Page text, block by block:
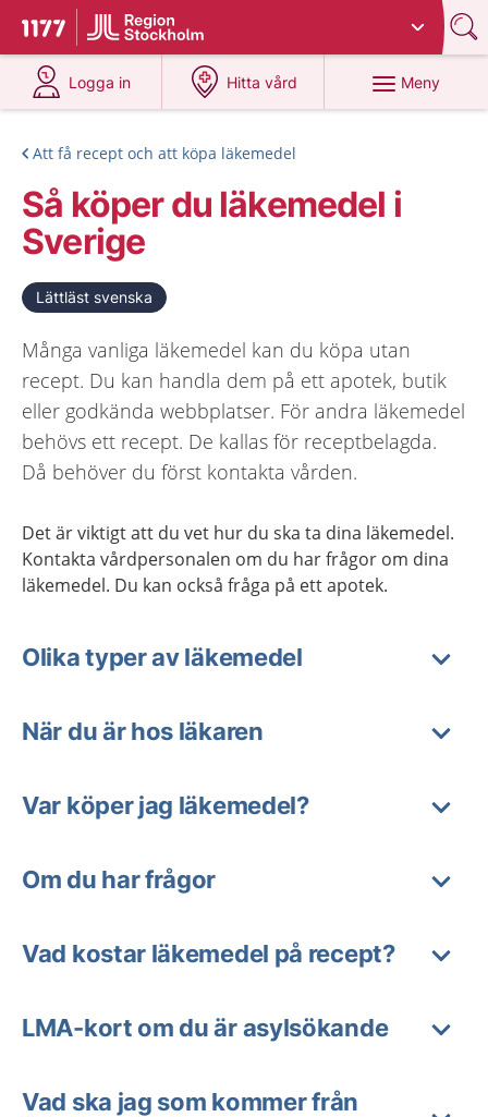
Till startsidan för 1177
Du har valt region
Logga in
på 1177.se
Hitta vård
på 1177.se
Meny
Att få recept och att köpa läkemedel
Så köper du läkemedel i
Sverige
Lättläst svenska
Många vanliga läkemedel kan du köpa utan
recept. Du kan handla dem på ett apotek, butik
eller godkända webbplatser. För andra läkemedel
behövs ett recept. De kallas för receptbelagda.
Då behöver du först kontakta vården.
Det är viktigt att du vet hur du ska ta dina läkemedel.
Kontakta vårdpersonalen om du har frågor om dina
läkemedel. Du kan också fråga på ett apotek.
Olika typer av läkemedel
När du är hos läkaren
Var köper jag läkemedel?
Om du har frågor
Vad kostar läkemedel på recept?
LMA-kort om du är asylsökande
Vad ska jag som kommer från